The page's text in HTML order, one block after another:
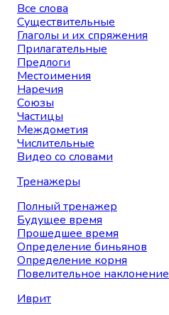
Все слова
Существительные
Глаголы и их спряжения
Прилагательные
Предлоги
Местоимения
Наречия
Союзы
Частицы
Междометия
Числительные
Видео со словами
Тренажеры
Полный тренажер
Будущее время
Прошедшее время
Определение биньянов
Определение корня
Повелительное наклонение
Иврит